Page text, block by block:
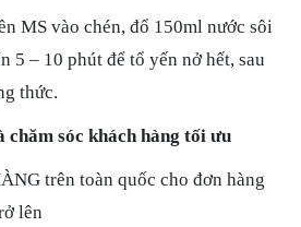
MS vào chén, đổ 150ml nước sôi
5 – 10 phút để tổ yến nở hết, sau
thức.
chăm sóc khách hàng tối ưu
trên toàn quốc cho đơn hàng
lên